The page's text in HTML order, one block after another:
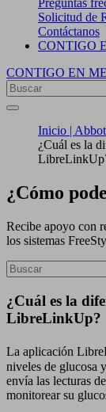
Preguntas
Solicitud de
Contáctanos
CONTIGO
CONTIGO EN
Inicio |
¿Cuál es la
¿Cómo
Recibe apoyo con
los sistemas
¿Cuál es la
LibreLinkUp?
La aplicación
niveles de glucosa
envía las lecturas
monitorear su